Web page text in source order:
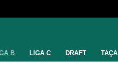
B LIGA C DRAFT TAÇA